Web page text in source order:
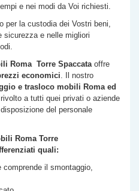
e nei modi da Voi richiesti.
per la custodia dei Vostri beni,
sicurezza e nelle migliori
Roma Torre Spaccataoffre
economici. Il nostro
e trasloco mobili Roma ed
a tutti quei privati o aziende
del personale
Roma Torre
quali:
il smontaggio,